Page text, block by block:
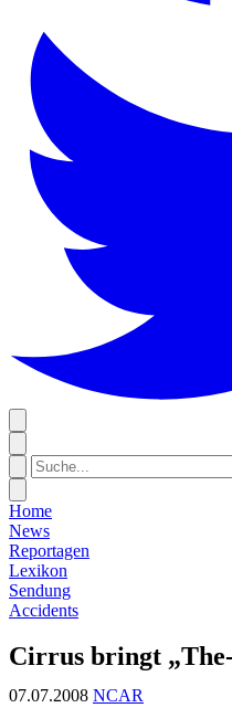
Home
News
Reportagen
Lexikon
Sendung
Accidents
Cirrus bringt
07.07.2008 NCAR